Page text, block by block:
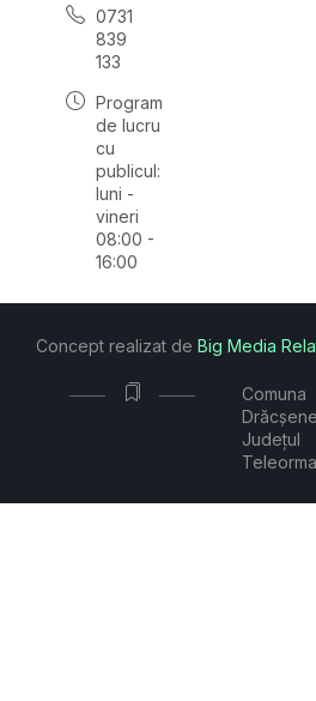
0731
839
133
Program
de lucru
cu
publicul:
luni -
vineri
08:00 -
16:00
Comuna
Județul
Concept realizat de Big Media